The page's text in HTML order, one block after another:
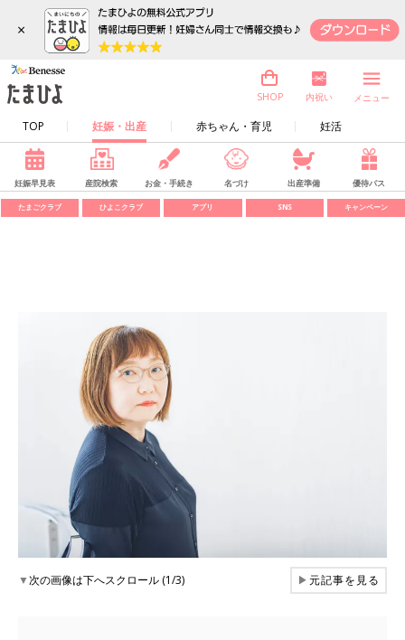
×
TOP 妊娠・出産 赤ちゃん・育児 妊活
SHOP 内祝い メニュー
妊娠早見表 産院検索 お金・手続き 名づけ 出産準備 優待パス
たまごクラブ ひよこクラブ アプリ SNS キャンペーン
▼次の画像は下へスクロール (1/3) ▶元記事を見る